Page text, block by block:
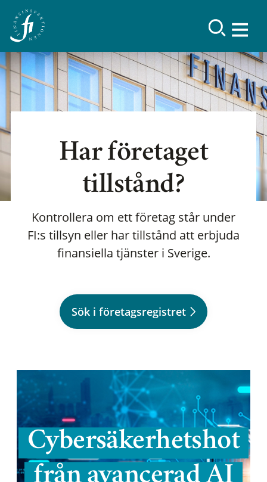
Har företaget
tillstånd?
Kontrollera om ett företag står under
FI:s tillsyn eller har tillstånd att erbjuda
finansiella tjänster i Sverige.
Sök i företagsregistret
Cybersäkerhetshot